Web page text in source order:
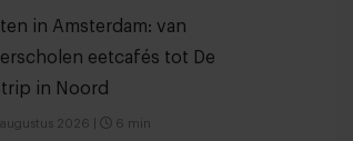
in Amsterdam: van
eetcafés tot De
in Noord
augustus 2026 6 min